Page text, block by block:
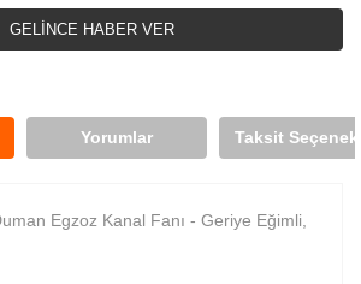
GELİNCE HABER VER
Yorumlar Taksit
Egzoz Kanal Fanı - Geriye Eğimli,